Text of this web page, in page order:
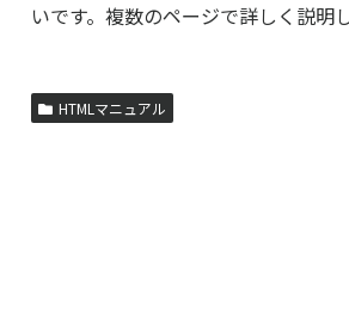
いです。複数のページで詳しく説明
HTMLマニュアル